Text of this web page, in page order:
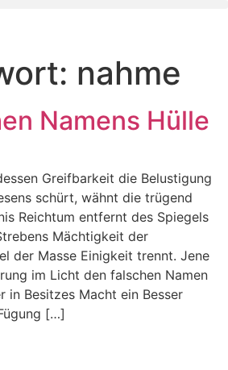
nahme
Namens Hülle
Greifbarkeit die Belustigung
schürt, wähnt die trügend
Reichtum entfernt des Spiegels
Mächtigkeit der
der Masse Einigkeit trennt. Jene
im Licht den falschen Namen
in Besitzes Macht ein Besser
[…]